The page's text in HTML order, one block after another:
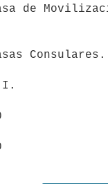
de
Consulares.